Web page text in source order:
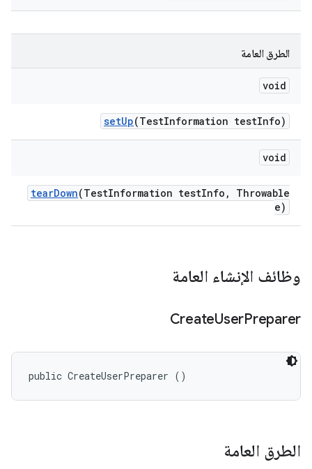
الطرق العامة
void
setUp(TestInformation testInfo)
void
tearDown(TestInformation testInfo ,
Throwable
e)
وظائف الإنشاء العامة
CreateUserPreparer
public CreateUserPreparer ()
الطرق العامة